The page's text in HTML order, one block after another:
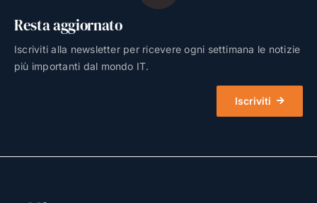
Resta aggiornato
Iscriviti alla newsletter per ricevere ogni settimana le notizie
più importanti dal mondo IT.
Iscriviti